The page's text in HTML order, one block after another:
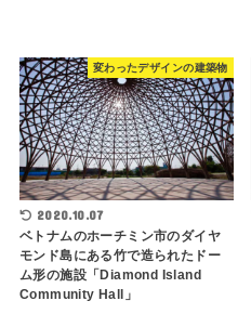
変わったデザインの建築物
2020.10.07
ベトナムのホーチミン市のダイヤ
モンド島にある竹で造られたドー
ム形の施設「Diamond Island
Community Hall」